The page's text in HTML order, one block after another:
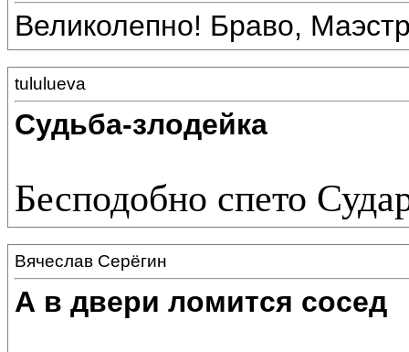
Великолепно! Браво,
tululueva
Судьба-злодейка
Бесподобно спето
Вячеслав Серёгин
А в двери ломится сосед